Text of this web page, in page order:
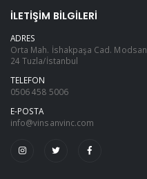
İLETIŞIM BILGILERI
ADRES
Orta Mah. İshakpaşa Cad.
24 Tuzla/İstanbul
TELEFON
0506 458 5006
E-POSTA
info@vinsanvinc.com